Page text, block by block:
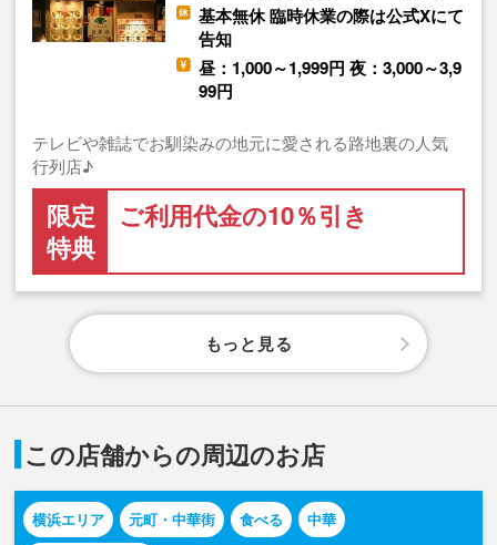
基本無休 臨時休業の際は公式Xにて
告知
昼：1,000～1,999円 夜：3,000～3,9
99円
テレビや雑誌でお馴染みの地元に愛される路地裏の人気
行列店♪
限定
特典
ご利用代金の10％引き
もっと見る
この店舗からの周辺のお店
横浜エリア 元町・中華街 食べる
中華